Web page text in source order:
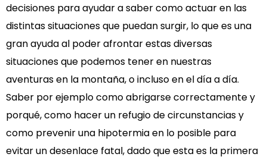
decisiones para ayudar a saber como actuar en las
distintas situaciones que puedan surgir, lo que es una
gran ayuda al poder afrontar estas diversas
situaciones que podemos tener en nuestras
aventuras en la montaña, o incluso en el día a día.
Saber por ejemplo como abrigarse correctamente y
porqué, como hacer un refugio de circunstancias y
como prevenir una hipotermia en lo posible para
evitar un desenlace fatal, dado que esta es la primera